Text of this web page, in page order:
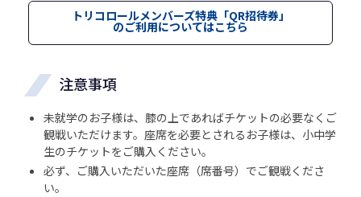
トリコロールメンバーズ特典「QR招待券」
のご利用についてはこちら
注意事項
未就学のお子様は、膝の上であればチケットの必要なくご
観戦いただけます。座席を必要とされるお子様は、小中学
生のチケットをご購入ください。
必ず、ご購入いただいた座席（席番号）でご観戦くださ
い。